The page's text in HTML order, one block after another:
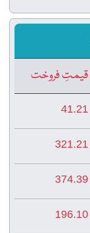
قیمتِ فروخت
41.21
321.21
374.39
196.10